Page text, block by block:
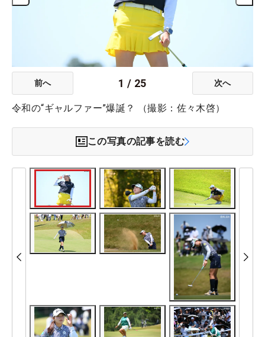
前へ 1 / 25 次へ
令和の“ギャルファー”爆誕？ （撮影：佐々木啓）
この写真の記事を読む